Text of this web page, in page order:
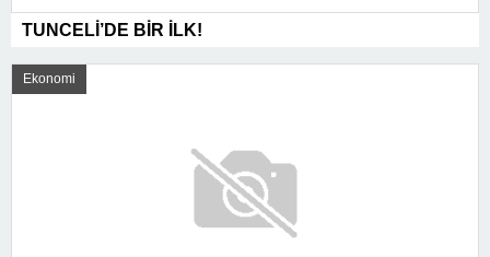
TUNCELİ’DE BİR İLK!
Ekonomi